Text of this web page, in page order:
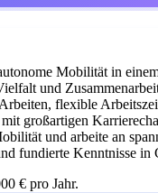
Mobilität in
und
flexible
großartigen
und arbeite an
fundierte Kenntnisse
€ pro Jahr.